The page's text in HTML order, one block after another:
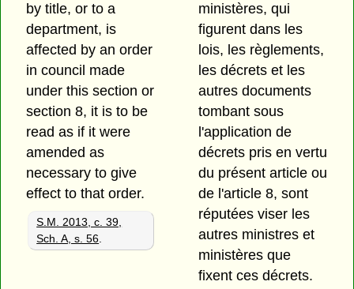
by title, or to a
department, is
affected by an order
in council made
under this section or
section 8, it is to be
read as if it were
amended as
necessary to give
effect to that order.
S.M. 2013, c. 39,
Sch. A, s. 56.
ministères, qui
figurent dans les
lois, les règlements,
les décrets et les
autres documents
tombant sous
l'application de
décrets pris en vertu
du présent article ou
de l'article 8, sont
réputées viser les
autres ministres et
ministères que
fixent ces décrets.